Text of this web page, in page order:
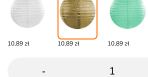
10,89 zł 10,89 zł 10,89 zł
-